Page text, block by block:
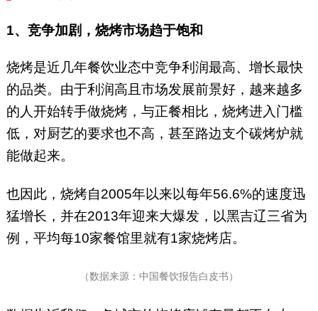
1、竞争加剧，烧烤市场趋于饱和
烧烤是近几年餐饮业态中竞争利润最高、增长最快
的品类。由于利润高且市场发展前景好，越来越多
的人开始转手做烧烤，与正餐相比，烧烤进入门槛
低，对厨艺的要求也不高，甚至路边支个碳烤炉就
能做起来。
也因此，烧烤自2005年以来以每年56.6%的速度迅
猛增长，并在2013年迎来大爆发，以黑吉辽三省为
例，平均每10家餐馆里就有1家烧烤店。
（数据来源：中国餐饮报告白皮书）